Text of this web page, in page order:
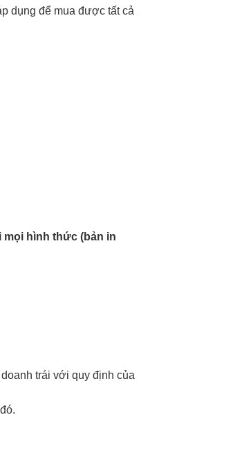
dụng để mua được tất cả
mọi hình thức (bản in
trái với quy định của